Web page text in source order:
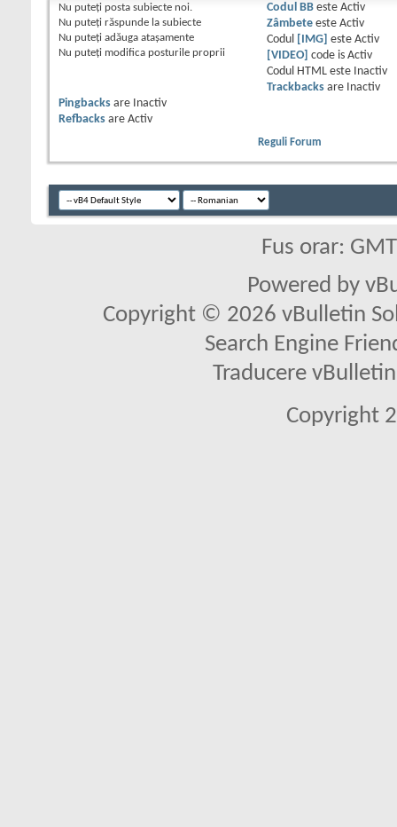
Nu puteţi posta subiecte noi.
Nu puteţi răspunde la subiecte
Nu puteţi adăuga ataşamente
Nu puteţi modifica posturile proprii
Codul BBeste Activ
Zâmbeteeste Activ
Codul
[IMG] este Activ
[VIDEO]
code is Activ
Codul HTML este
Inactiv
Trackbacksare
Inactiv
Pingbacks are
Inactiv
Refbacks are Activ
Reguli Forum
Fus orar:
Powered by
Copyright © 2026 vBulletin
Search Engine
Traducere
Copyright